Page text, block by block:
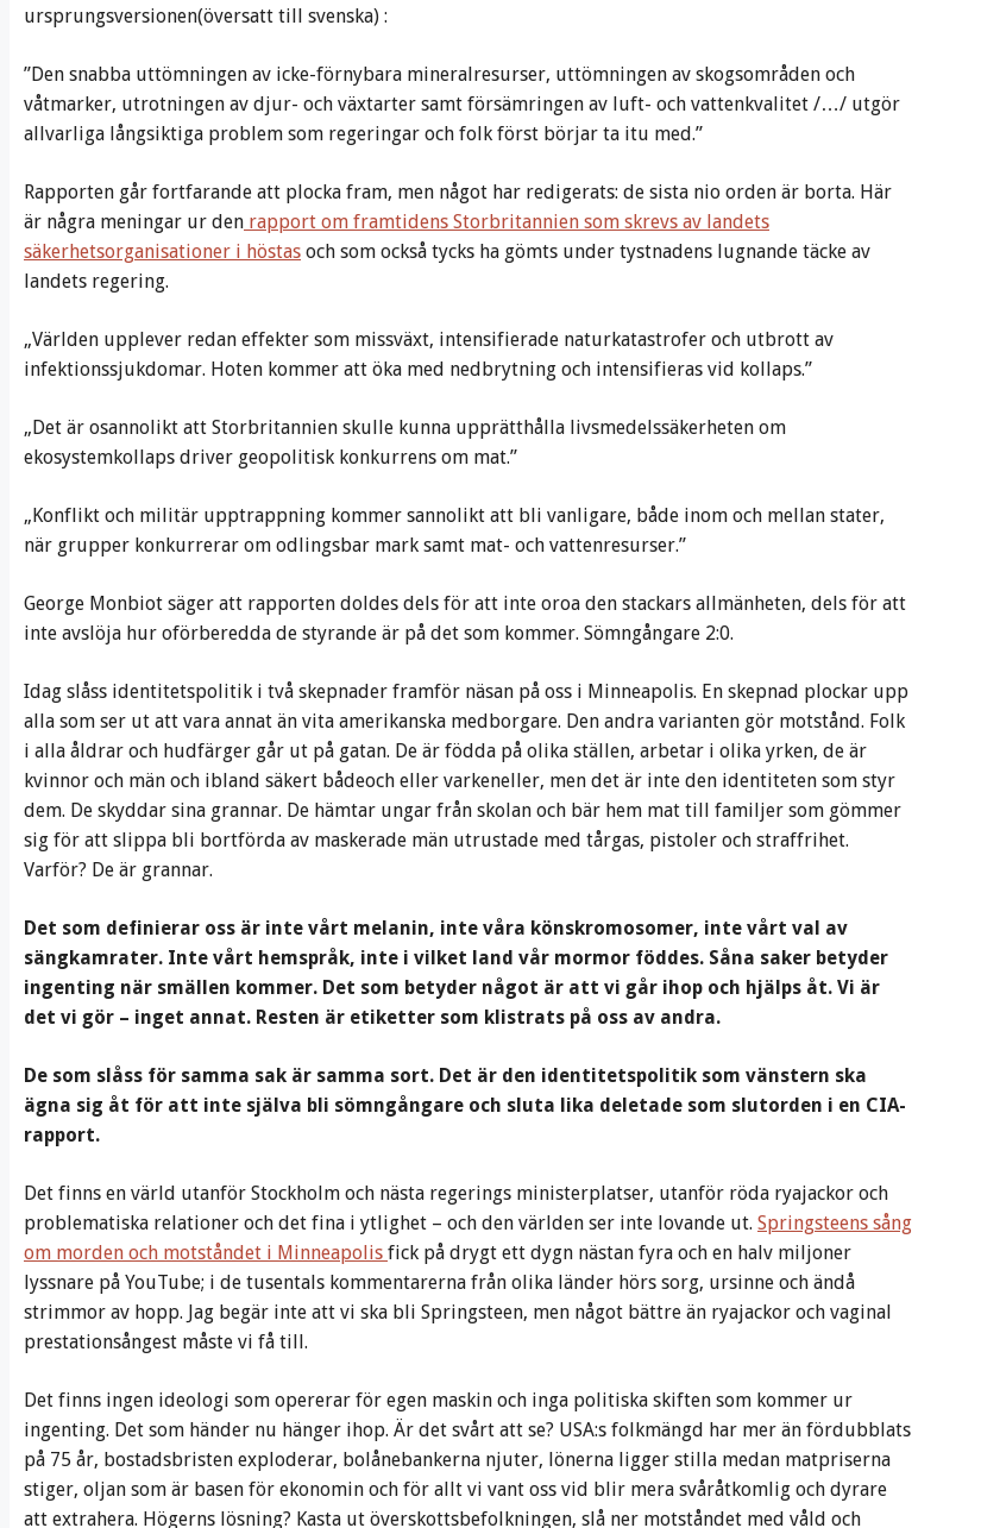
ursprungsversionen(översatt till svenska) :
”Den snabba uttömningen av icke-förnybara mineralresurser, uttömningen av skogsområden och
våtmarker, utrotningen av djur- och växtarter samt försämringen av luft- och vattenkvalitet /…/ utgör
allvarliga långsiktiga problem som regeringar och folk först börjar ta itu med.”
Rapporten går fortfarande att plocka fram, men något har redigerats: de sista nio orden är borta. Här
är några meningar ur den rapport om framtidens Storbritannien som skrevs av landets
säkerhetsorganisationer i höstas och som också tycks ha gömts under tystnadens lugnande täcke av
landets regering.
„Världen upplever redan effekter som missväxt, intensifierade naturkatastrofer och utbrott av
infektionssjukdomar. Hoten kommer att öka med nedbrytning och intensifieras vid kollaps.”
„Det är osannolikt att Storbritannien skulle kunna upprätthålla livsmedelssäkerheten om
ekosystemkollaps driver geopolitisk konkurrens om mat.”
„Konflikt och militär upptrappning kommer sannolikt att bli vanligare, både inom och mellan stater,
när grupper konkurrerar om odlingsbar mark samt mat- och vattenresurser.”
George Monbiot säger att rapporten doldes dels för att inte oroa den stackars allmänheten, dels för att
inte avslöja hur oförberedda de styrande är på det som kommer. Sömngångare 2:0.
Idag slåss identitetspolitik i två skepnader framför näsan på oss i Minneapolis. En skepnad plockar upp
alla som ser ut att vara annat än vita amerikanska medborgare. Den andra varianten gör motstånd. Folk
i alla åldrar och hudfärger går ut på gatan. De är födda på olika ställen, arbetar i olika yrken, de är
kvinnor och män och ibland säkert bådeoch eller varkeneller, men det är inte den identiteten som styr
dem. De skyddar sina grannar. De hämtar ungar från skolan och bär hem mat till familjer som gömmer
sig för att slippa bli bortförda av maskerade män utrustade med tårgas, pistoler och straffrihet.
Varför? De är grannar.
Det som definierar oss är inte vårt melanin, inte våra könskromosomer, inte vårt val av
sängkamrater. Inte vårt hemspråk, inte i vilket land vår mormor föddes. Såna saker betyder
ingenting när smällen kommer. Det som betyder något är att vi går ihop och hjälps åt. Vi är
det vi gör – inget annat. Resten är etiketter som klistrats på oss av andra.
De som slåss för samma sak är samma sort. Det är den identitetspolitik som vänstern ska
ägna sig åt för att inte själva bli sömngångare och sluta lika deletade som slutorden i en CIA-
rapport.
Det finns en värld utanför Stockholm och nästa regerings ministerplatser, utanför röda ryajackor och
problematiska relationer och det fina i ytlighet – och den världen ser inte lovande ut. Springsteens sång
om morden och motståndet i Minneapolis fick på drygt ett dygn nästan fyra och en halv miljoner
lyssnare på YouTube; i de tusentals kommentarerna från olika länder hörs sorg, ursinne och ändå
strimmor av hopp. Jag begär inte att vi ska bli Springsteen, men något bättre än ryajackor och vaginal
prestationsångest måste vi få till.
Det finns ingen ideologi som opererar för egen maskin och inga politiska skiften som kommer ur
ingenting. Det som händer nu hänger ihop. Är det svårt att se? USA:s folkmängd har mer än fördubblats
på 75 år, bostadsbristen exploderar, bolånebankerna njuter, lönerna ligger stilla medan matpriserna
stiger, oljan som är basen för ekonomin och för allt vi vant oss vid blir mera svåråtkomlig och dyrare
att extrahera. Högerns lösning? Kasta ut överskottsbefolkningen, slå ner motståndet med våld och